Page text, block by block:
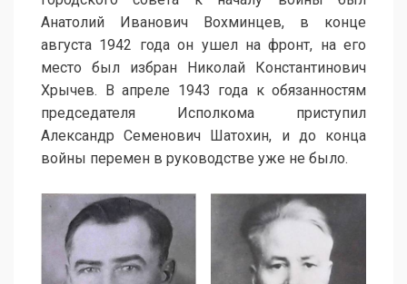
Анатолий Иванович Вохминцев, в конце
августа 1942 года он ушел на фронт, на его
место был избран Николай Константинович
Хрычев. В апреле 1943 года к обязанностям
председателя Исполкома приступил
Александр Семенович Шатохин, и до конца
войны перемен в руководстве уже не было.